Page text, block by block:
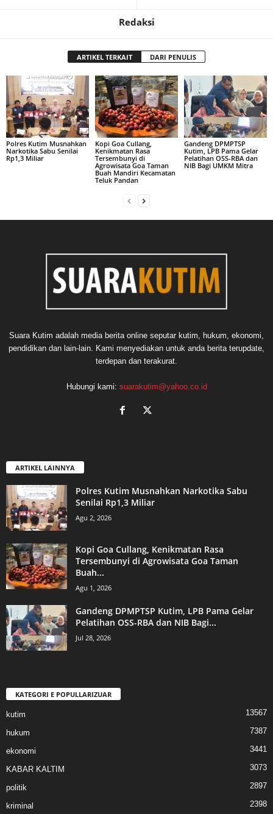
Redaksi
ARTIKEL TERKAIT DARI PENULIS
Polres Kutim Musnahkan
Narkotika Sabu Senilai
Rp1,3 Miliar
Kopi Goa Cullang,
Kenikmatan Rasa
Tersembunyi di
Agrowisata Goa Taman
Buah Mandiri Kecamatan
Teluk Pandan
Gandeng DPMPTSP
Kutim, LPB Pama Gelar
Pelatihan OSS-RBA dan
NIB Bagi UMKM Mitra
Suara Kutim adalah media berita online seputar kutim, hukum, ekonomi,
pendidikan dan lain-lain. Kami menyediakan untuk anda berita terupdate,
terdepan dan terakurat.
Hubungi kami: suarakutim@yahoo.co.id
ARTIKEL LAINNYA
Polres Kutim Musnahkan Narkotika Sabu
Senilai Rp1,3 Miliar
Agu 2, 2026
Kopi Goa Cullang, Kenikmatan Rasa
Tersembunyi di Agrowisata Goa Taman
Buah...
Agu 1, 2026
Gandeng DPMPTSP Kutim, LPB Pama Gelar
Pelatihan OSS-RBA dan NIB Bagi...
Jul 28, 2026
KATEGORI E POPULLARIZUAR
kutim 13567
hukum 7387
ekonomi 3441
KABAR KALTIM 3073
politik 2897
kriminal 2398